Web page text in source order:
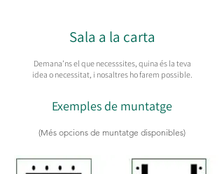
Sala a la carta
Demana’ns el que necesssites, quina és la teva
idea o necessitat, i nosaltres ho farem possible.
Exemples de muntatge
(Més opcions de muntatge disponibles)